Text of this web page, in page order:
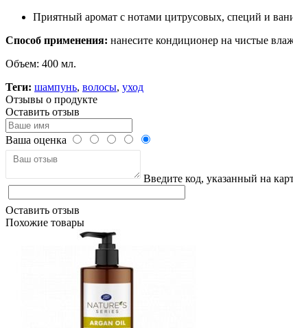
Приятный аромат с нотами цитрусовых, специй и
Способ применения: нанесите кондиционер на чистые
Объем: 400 мл.
Теги: шампунь, волосы, уход
Отзывы о продукте
Оставить отзыв
Ваша оценка
Введите код, указанный на
Оставить отзыв
Похожие товары